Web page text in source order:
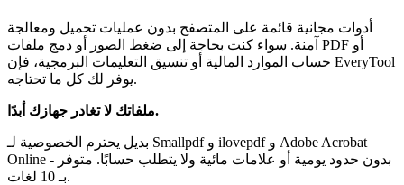
أدوات مجانية قائمة على المتصفح بدون عمليات تحميل ومعالجة
آمنة. سواء كنت بحاجة إلى ضغط الصور أو دمج ملفات PDF أو
حساب الموارد المالية أو تنسيق التعليمات البرمجية، فإن EveryTool
يوفر لك كل ما تحتاجه.
ملفاتك لا تغادر جهازك أبدًا.
بديل يحترم الخصوصية لـ Smallpdf و ilovepdf و Adobe Acrobat
Online - بدون حدود يومية أو علامات مائية ولا يتطلب حسابًا. متوفر
بـ 10 لغات.